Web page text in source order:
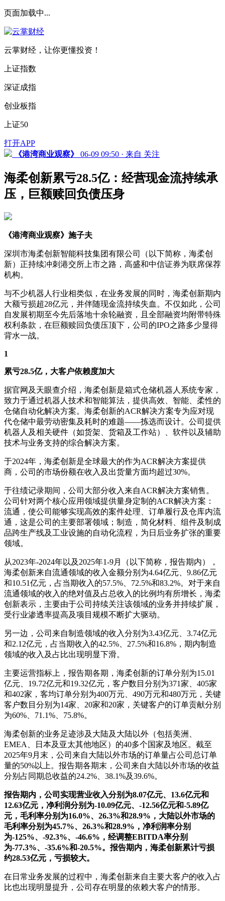
页面加载中...
云掌财经，让你更懂投资！
上证指数
深证成指
创业板指
上证50
打开APP
《港湾商业观察》
06-09 09:50 · 来自 关注
海柔创新累亏28.5亿：经营现金流持续承
压，巨额赎回负债压身
《港湾商业观察》施子夫
深圳市海柔创新智能科技集团有限公司（以下简称，海柔创
新）正持续冲刺港交所上市之路，高盛和中信证券为联席保荐
机构。
与不少机器人行业相类似，在业务发展的同时，海柔创新期内
大额亏损超28亿元，并伴随现金流持续失血。不仅如此，公司
自发展初期至今先后落地十余轮融资，且全部融资均附带特殊
权利条款，在巨额赎回负债压顶下，公司的IPO之路多少显得
背水一战。
1
累亏28.5亿，大客户依赖度加大
据官网及天眼查介绍，海柔创新是箱式仓储机器人系统专家，
致力于通过机器人技术和智能算法，提供高效、智能、柔性的
仓储自动化解决方案。海柔创新的ACR解决方案专为应对现
代仓储中最劳动密集及耗时的难题——拣选而设计。公司提供
机器人及相关硬件（如货架、货箱及工作站）、软件以及辅助
技术与业务支持的综合解决方案。
于2024年，海柔创新是全球最大的作为ACR解决方案提供
商，公司的市场份额在收入及出货量方面均超过30%。
于往绩记录期间，公司大部分收入来自ACR解决方案销售。
公司针对两个核心应用领域提供量身定制的ACR解决方案：
流通，使公司能够实现高效的案件处理、订单履行及仓库内流
通，这是公司的主要部署领域；制造，简化材料、组件及制成
品跨生产线及工业设施的自动化流程，为日后业务扩张的重要
领域。
从2023年-2024年以及2025年1-9月（以下简称，报告期内），
海柔创新来自流通领域的收入金额分别为4.64亿元、9.86亿元
和10.51亿元，占当期收入的57.5%、72.5%和83.2%。对于来自
流通领域的收入的绝对值及占总收入的比例均有所增长，海柔
创新表示，主要由于公司持续关注该领域的业务并持续扩展，
受行业渗透率提高及项目规模不断扩大驱动。
另一边，公司来自制造领域的收入分别为3.43亿元、3.74亿元
和2.12亿元，占当期收入的42.5%、27.5%和16.8%，期内制造
领域的收入及占比出现明显下滑。
主要运营指标上，报告期各期，海柔创新的订单分别为15.01
亿元、19.72亿元和19.32亿元，客户数目分别为371家、405家
和402家，客均订单分别为400万元、490万元和480万元，关键
客户数目分别为14家、20家和20家，关键客户的订单贡献分别
为60%、71.1%、75.8%。
海柔创新的业务足迹涉及大陆及大陆以外（包括美洲、
EMEA、日本及亚太其他地区）的40多个国家及地区。截至
2025年9月末，公司来自大陆以外市场的订单量占公司总订单
量的50%以上。报告期各期末，公司来自大陆以外市场的收益
分别占同期总收益的24.2%、38.1%及39.6%。
报告期内，公司实现营业收入分别为8.07亿元、13.6亿元和
12.63亿元，净利润分别为-10.09亿元、-12.56亿元和-5.89亿
元，毛利率分别为16.0%、26.3%和28.9%，大陆以外市场的
毛利率分别为45.7%、26.3%和28.9%，净利润率分别
为-125%、-92.3%、-46.6%，经调整EBITDA率分别
为-77.3%、-35.6%和-20.5%。报告期内，海柔创新累计亏损
约28.53亿元，亏损较大。
在日常业务发展的过程中，海柔创新来自主要大客户的收入占
比也出现明显提升，公司存在明显的依赖大客户的情形。